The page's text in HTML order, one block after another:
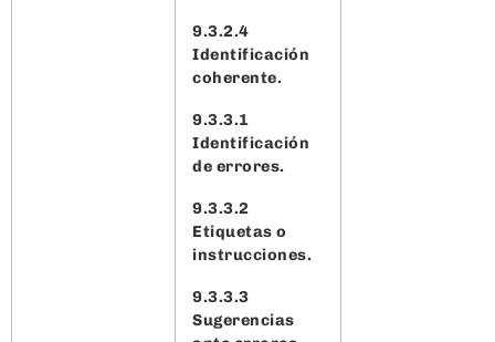
9.3.2.4
Identificación
coherente.
9.3.3.1
Identificación
de errores.
9.3.3.2
Etiquetas o
instrucciones.
9.3.3.3
Sugerencias